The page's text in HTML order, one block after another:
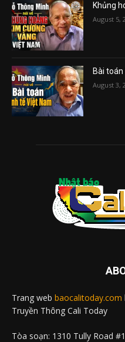
Khủng
August 5,
Bài
August 3,
Trang web baocalitoday.com
Truyền Thông Cali Today
Tòa soạn: 1310 Tully Road